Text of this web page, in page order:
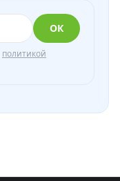
ОК
политикой